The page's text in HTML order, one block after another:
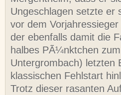
Ungeschlagen setzte er
vor dem
der ebenfalls damit die
halbes PÃ¼nktchen
Untergrombach) letzten
klassischen Fehlstart
Trotz dieser rasanten